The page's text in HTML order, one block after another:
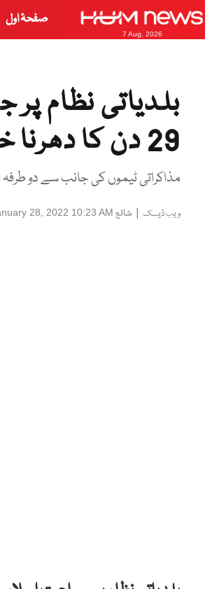
7 Aug, 2026
صفحۂ اول
بلدیاتی نظام
29 دن کا دھرنا ختم
مذاکراتی ٹیموں کی جانب سے دو طرفہ
ویب ڈیسک | شائع 28, 2022 10:23 AM